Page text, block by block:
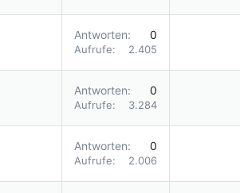
Antworten 0
Aufrufe 2.405
Antworten 0
Aufrufe 3.284
Antworten 0
Aufrufe 2.006